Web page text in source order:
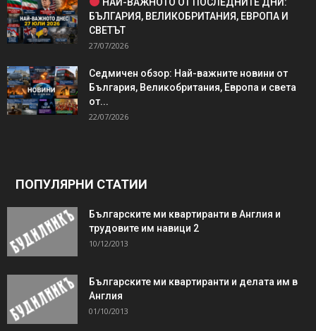
БЪЛГАРИЯ, ВЕЛИКОБРИТАНИЯ, ЕВРОПА И
СВЕТЪТ
27/07/2026
Седмичен обзор: Най-важните новини от
България, Великобритания, Европа и света
от...
22/07/2026
ПОПУЛЯРНИ СТАТИИ
Българските ми квартиранти в Англия и
трудовите им навици 2
10/12/2013
Българските ми квартиранти и делата им в
Англия
01/10/2013